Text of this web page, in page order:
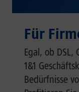
Für
Egal, ob
1&1
Bedürfnisse